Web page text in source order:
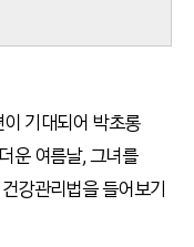
기대되어 박초롱
운 여름날, 그녀를
강관리법을 들어보기